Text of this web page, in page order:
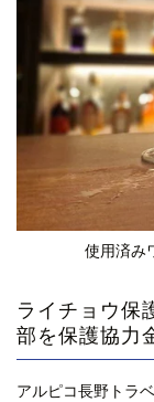
使用済み
ライチョウ保
部を保護協力
アルピコ長野トラ